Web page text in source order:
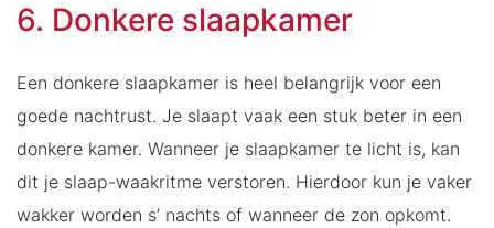
6. Donkere slaapkamer
Een donkere slaapkamer is heel belangrijk voor een
goede nachtrust. Je slaapt vaak een stuk beter in een
donkere kamer. Wanneer je slaapkamer te licht is, kan
dit je slaap-waakritme verstoren. Hierdoor kun je vaker
wakker worden s’ nachts of wanneer de zon opkomt.